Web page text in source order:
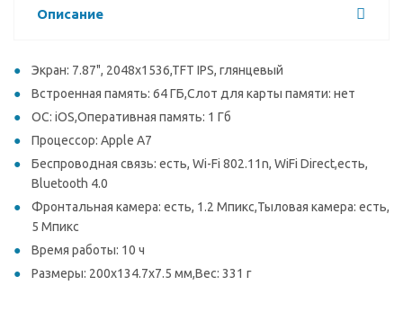
Описание
Экран: 7.87", 2048x1536,TFT IPS, глянцевый
Встроенная память: 64 ГБ,Слот для карты памяти: нет
ОС: iOS,Оперативная память: 1 Гб
Процессор: Apple A7
Беспроводная связь: есть, Wi-Fi 802.11n, WiFi Direct,есть,
Bluetooth 4.0
Фронтальная камера: есть, 1.2 Мпикс,Тыловая камера: есть,
5 Мпикс
Время работы: 10 ч
Размеры: 200x134.7x7.5 мм,Вес: 331 г